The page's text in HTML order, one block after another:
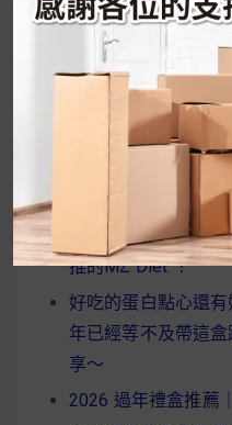
近期文章
韓國人為什麼不容
推的MZ Diet ！
好吃的蛋白點心還
年已經等不及帶這
享～
2026 過年禮盒推薦